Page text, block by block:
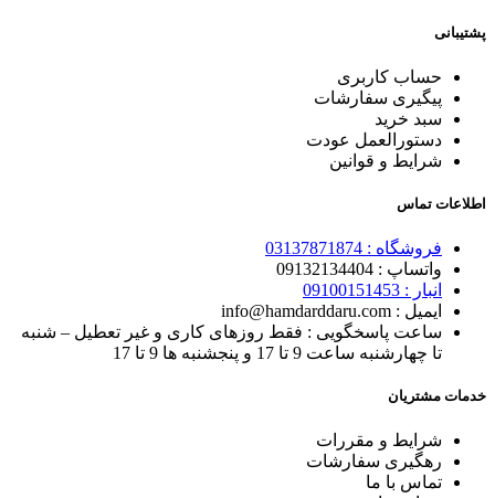
پشتیبانی
حساب کاربری
پیگیری سفارشات
سبد خرید
دستورالعمل عودت
شرایط و قوانین
اطلاعات تماس
فروشگاه : 03137871874
واتساپ : 0 9132134404
انبار : 0 9100151453
ایمیل : info@hamdarddaru.com
ساعت پاسخگویی : فقط روزهای کاری و غیر تعطیل – شنبه
تا چهارشنبه ساعت 9 تا 17 و پنجشنبه ها 9 تا 17
خدمات مشتریان
شرایط و مقررات
رهگیری سفارشات
تماس با ما